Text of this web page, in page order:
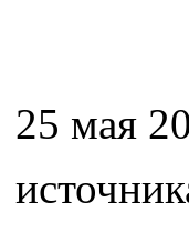
25 мая